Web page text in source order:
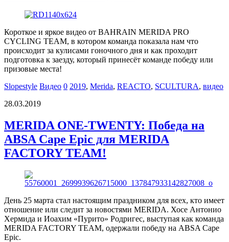
Короткое и яркое видео от BAHRAIN MERIDA PRO
CYCLING TEAM, в котором команда показала нам что
происходит за кулисами гоночного дня и как проходит
подготовка к заезду, который принесёт команде победу или
призовые места!
Slopestyle Видео 0 2019, Merida, REACTO, SCULTURA, видео
28.03.2019
MERIDA ONE-TWENTY: Победа на
ABSA Cape Epic для MERIDA
FACTORY TEAM!
День 25 марта стал настоящим праздником для всех, кто имеет
отношение или следит за новостями MERIDA. Хосе Антонио
Хермида и Иоахим «Пурито» Родригес, выступая как команда
MERIDA FACTORY TEAM, одержали победу на ABSA Cape
Epic.